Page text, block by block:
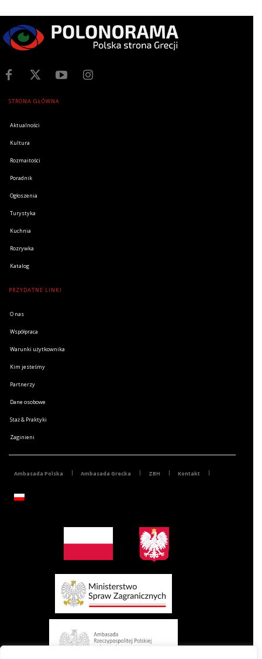
STRONA GŁÓWNA
Aktualności
Kultura
Rozmaitości
Poradnik
Ogłoszenia
Turystyka
Kuchnia
Rozrywka
Katalog
PRZYDATNE LINKI
O nas
Współpraca
Warunki użytkownika
Kim jesteśmy
Partnerzy
Dane osobowe
Staż & Praktyki
Zaginieni
Ambasada Polska Ambasada Grecka ZBH Kontakt